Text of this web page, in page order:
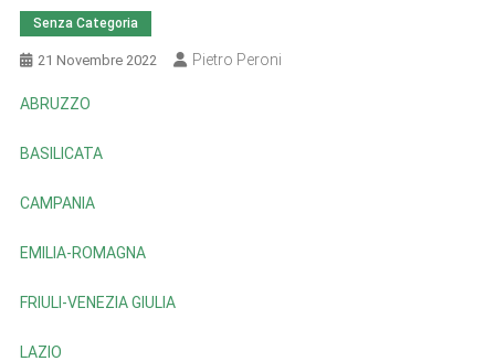
Senza Categoria
21 Novembre 2022 Pietro Peroni
ABRUZZO
BASILICATA
CAMPANIA
EMILIA-ROMAGNA
FRIULI-VENEZIA GIULIA
LAZIO